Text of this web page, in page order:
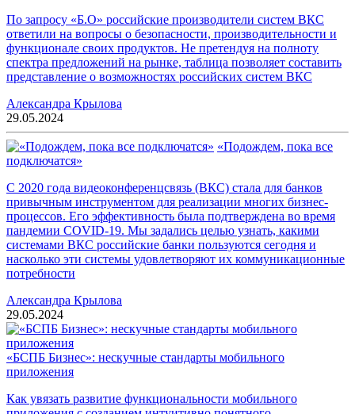
По запросу «Б.О» российские производители систем ВКС
ответили на вопросы о безопасности, производительности и
функционале своих продуктов. Не претендуя на полноту
спектра предложений на рынке, таблица позволяет составить
представление о возможностях российских систем ВКС
Александра Крылова
29.05.2024
«Подождем, пока все
подключатся»
С 2020 года видеоконференцсвязь (ВКС) стала для банков
привычным инструментом для реализации многих бизнес-
процессов. Его эффективность была подтверждена во время
пандемии COVID-19. Мы задались целью узнать, какими
системами ВКС российские банки пользуются сегодня и
насколько эти системы удовлетворяют их коммуникационные
потребности
Александра Крылова
29.05.2024
«БСПБ Бизнес»: нескучные стандарты мобильного
приложения
Как увязать развитие функциональности мобильного